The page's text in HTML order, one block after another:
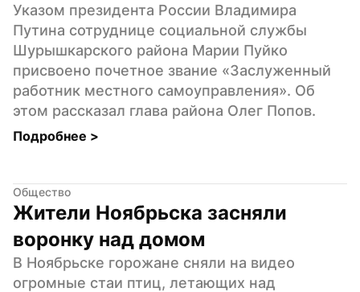
Указом президента России Владимира
Путина сотруднице социальной службы
Шурышкарского района Марии Пуйко
присвоено почетное звание «Заслуженный
работник местного самоуправления». Об
этом рассказал глава района Олег Попов.
Подробнее >
Общество
Жители Ноябрьска засняли
воронку над домом
В Ноябрьске горожане сняли на видео
огромные стаи птиц, летающих над